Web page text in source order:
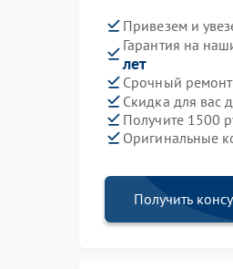
Привезем и
Гарантия на
лет
Срочный ремонт
Скидка для вас
Получите 1500
Оригинальные
Получить